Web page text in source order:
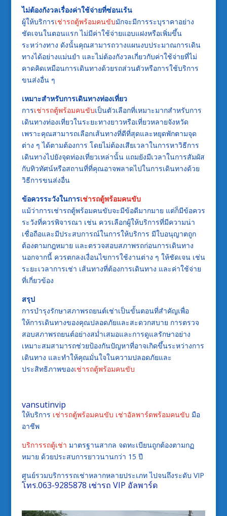
ไม่ต้องกังวลเรื่องค่าใช้จ่ายที่ซ่อนเร้น
ผู้ให้บริการเช่ารถตู้พร้อมคนขับมักจะมีการระบุราคาอย่าง
ชัดเจนในตอนแรก ไม่มีค่าใช้จ่ายแอบแฝงหรือเพิ่มขึ้น
ระหว่างทาง ดังนั้นคุณสามารถวางแผนงบประมาณการเดิน
ทางได้อย่างแม่นยำ และไม่ต้องกังวลเกี่ยวกับค่าใช้จ่ายที่ไม่
คาดคิดเหมือนการเดินทางด้วยรถส่วนตัวหรือการใช้บริการ
ขนส่งอื่น ๆ
เหมาะสำหรับการเดินทางท่องเที่ยว
การเช่ารถตู้พร้อมคนขับเป็นตัวเลือกที่เหมาะมากสำหรับการ
เดินทางท่องเที่ยวในระยะทางยาวหรือเที่ยวหลายจังหวัด
เพราะคุณสามารถเลือกเส้นทางที่ดีที่สุดและหยุดพักตามจุด
ต่าง ๆ ได้ตามต้องการ โดยไม่ต้องเสียเวลาในการหาวิธีการ
เดินทางไปยังจุดท่องเที่ยวเหล่านั้น แถมยังมีเวลาในการสัมผัส
กับทิวทัศน์หรือสถานที่ที่คุณอาจพลาดไปในการเดินทางด้วย
วิธีการขนส่งอื่น
ข้อควรระวังในการเช่ารถตู้พร้อมคนขับ
แม้ว่าการเช่ารถตู้พร้อมคนขับจะมีข้อดีมากมาย แต่ก็มีข้อควร
ระวังที่ควรพิจารณา เช่น ควรเลือกผู้ให้บริการที่มีความน่า
เชื่อถือและมีประสบการณ์ในการให้บริการ มีใบอนุญาตถูก
ต้องตามกฎหมาย และตรวจสอบสภาพรถก่อนการเดินทาง
นอกจากนี้ ควรตกลงเงื่อนไขการใช้งานต่าง ๆ ให้ชัดเจน เช่น
ระยะเวลาการเช่า เส้นทางที่ต้องการเดินทาง และค่าใช้จ่าย
ที่เกี่ยวข้อง
สรุป
การบำรุงรักษาสภาพรถยนต์เช่าเป็นขั้นตอนที่สำคัญเพื่อ
ให้การเดินทางของคุณปลอดภัยและสะดวกสบาย การตรวจ
สอบสภาพรถยนต์อย่างสม่ำเสมอและการดูแลรักษาอย่าง
เหมาะสมสามารถช่วยป้องกันปัญหาที่อาจเกิดขึ้นระหว่างการ
เดินทาง และทำให้คุณมั่นใจในความปลอดภัยและ
ประสิทธิภาพของเช่ารถตู้พร้อมคนขับ
vansutinvip
ให้บริการ เช่ารถตู้พร้อมคนขับ เช่าอัลพาร์ดพร้อมคนขับ มือ
อาชีพ
บริการรถตู้เช่า มาตรฐานสากล จดทะเบียนถูกต้องตามกฏ
หมาย ด้วยประสบการยาวนานกว่า 15 ปี
ศูนย์รวมบริการรถเช่าหลากหลายประเภท ไปจนถึงระดับ VIP
โทร.063-9285878 เช่ารถ VIP อัลพาร์ด